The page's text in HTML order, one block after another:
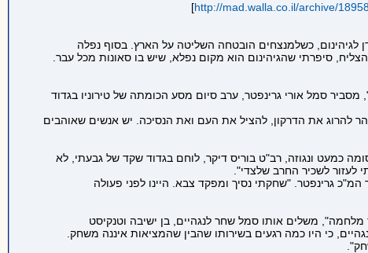
http://mad.walla.co.il/archive/
]
לגיהינום, כשלמנצחים הובטחה השליטה על הארץ. בסוף נפלה
סיפרתי שהגיהינום הוא מקום נפלא, שיש בו סאונות מכל עבר.
סמל אורי גרינפטר, ערב סיום מסע הכומתה של טירוניו בגדוד
להרוג את הדרקון, להציל את העם ואת הנסיכה. יש אנשים שאוהבים
כמעט ונגוזה, רב"ט בוריס דיקר, לוחם בגדוד שקד של גבעתי, לא
לשכיר החרב שלצדי".
קבוצה של 15 איש, שזה בערך שליש מחלקה שלי", נזכר המ"כ גרינפטר. "שחקתי נסיך ומפקד צבא. היינו לפני פעולה
שידע לירות, שלא יקום ויברח כשתפרוץ מלחמה", משלים אותו סמל שחר לנגהיים, בן ישיבה וטנקיסט
כי היו כמה רגעים בשירותו שהבין שהמציאות איננה משחק.